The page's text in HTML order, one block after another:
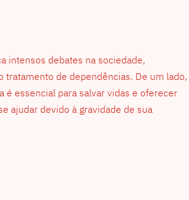
intensos debates na sociedade,
de dependências. De um lado,
essencial para salvar vidas e oferecer
ajudar devido à gravidade de sua